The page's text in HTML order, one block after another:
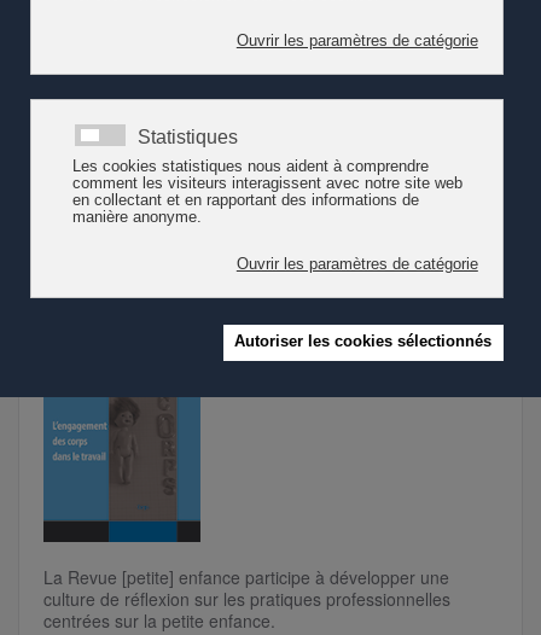
de la documentation existant en français.
Revue [petite]enfance
Une revue suisse romande pour penser sa pratique et
La Revue [petite] enfance participe à développer une
culture de réflexion sur les pratiques professionnelles
centrées sur la petite enfance.